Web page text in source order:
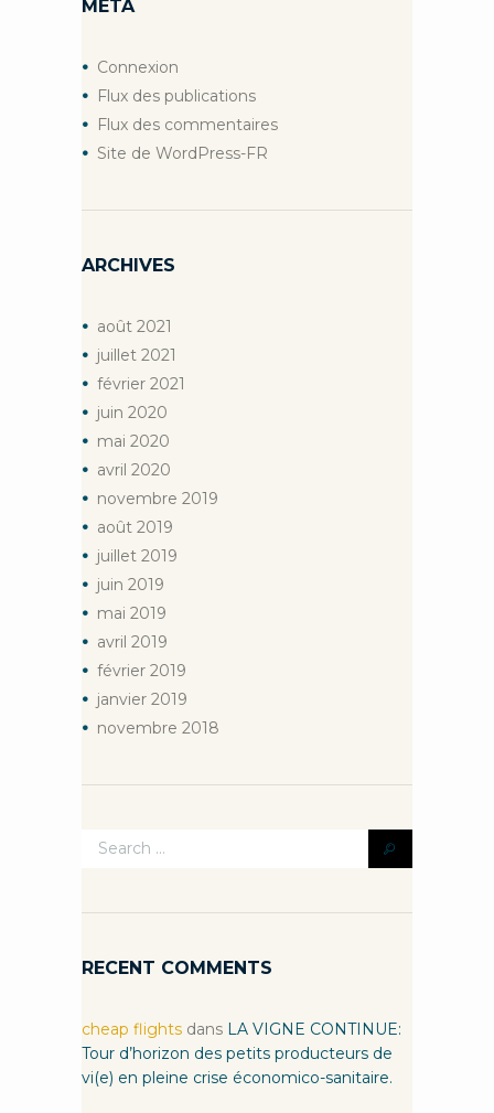
META
Connexion
Flux des publications
Flux des commentaires
Site de WordPress-FR
ARCHIVES
août 2021
juillet 2021
février 2021
juin 2020
mai 2020
avril 2020
novembre 2019
août 2019
juillet 2019
juin 2019
mai 2019
avril 2019
février 2019
janvier 2019
novembre 2018
RECENT COMMENTS
cheap flights dans LA VIGNE CONTINUE:
Tour d’horizon des petits producteurs de
vi(e) en pleine crise économico-sanitaire.